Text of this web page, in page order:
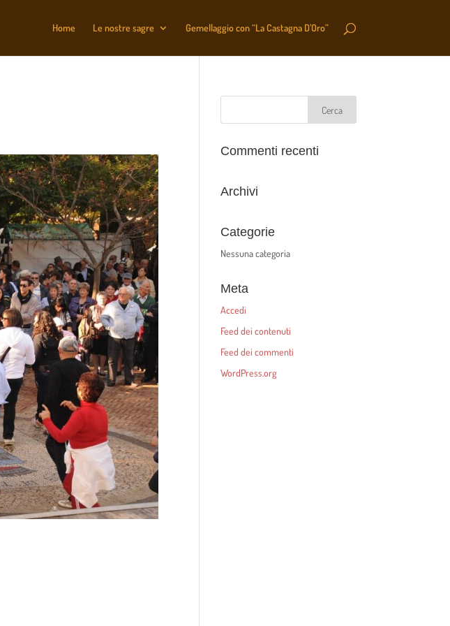
Home Le nostre sagre Gemellaggio con “La Castagna D’Oro”
Commenti recenti
Archivi
Categorie
Nessuna categoria
Meta
Accedi
Feed dei contenuti
Feed dei commenti
WordPress.org